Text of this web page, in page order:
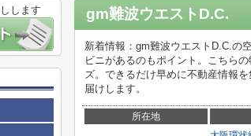
gm難波ウエストD.C.
新着情報：gm難波ウエストD.C.の
ビニがあるのもポイント。こちら
ズ。できるだけ早めに不動産情報
届けします。
所在地
します